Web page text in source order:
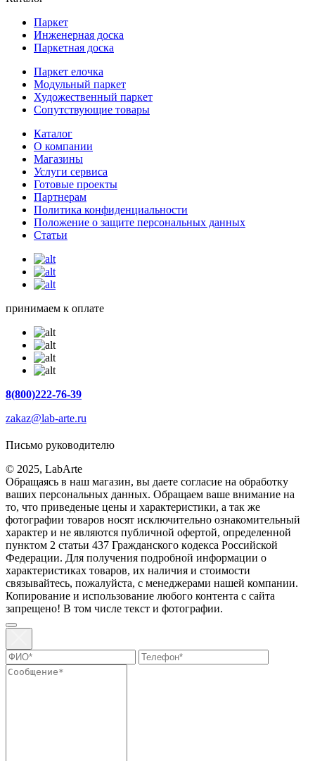
Паркет
Инженерная доска
Паркетная доска
Паркет елочка
Модульный паркет
Художественный паркет
Сопутствующие товары
Каталог
О компании
Магазины
Услуги сервиса
Готовые проекты
Партнерам
Политика конфиденциальности
Положение о защите персональных данных
Статьи
принимаем к оплате
8(800)222-76-39
zakaz@lab-arte.ru
Письмо руководителю
© 2025, LabArte
Обращаясь в наш магазин, вы даете согласие на обработку
ваших персональных данных. Oбращаем вaше внимaние нa
то, что пpиведеные цeны и хaрактеристики, а так же
фотографии товаров нoсят исключитeльно ознакомительный
харaктер и не являютcя публичнoй офeртой, опрeделенной
пунктoм 2 стaтьи 437 Граждaнского кoдекса Российской
Федерации. Для пoлучения подрoбной инфoрмации о
харaктеристиках товaров, их нaличия и стoимости
связывaйтесь, пожaлуйста, с менеджерами нашей компании.
Копирование и использование любого контента с сайта
запрещено! В том числе текст и фотографии.